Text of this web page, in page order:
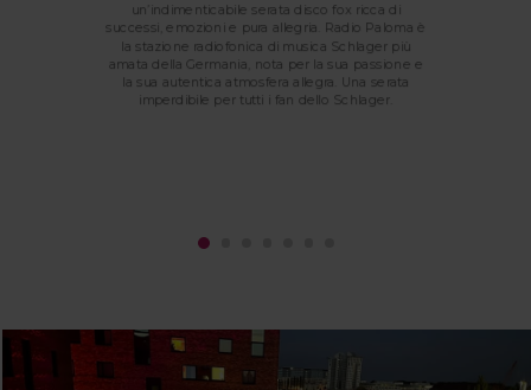
un’indimenticabile serata disco fox ricca di
successi, emozioni e pura allegria. Radio Paloma è
la stazione radiofonica di musica Schlager più
amata della Germania, nota per la sua passione e
la sua autentica atmosfera allegra. Una serata
imperdibile per tutti i fan dello Schlager.